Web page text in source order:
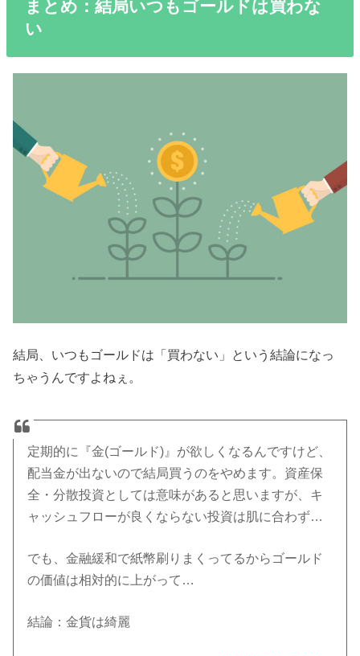
まとめ：結局いつもゴールドは買わな
い
結局、いつもゴールドは「買わない」という結論になっ
ちゃうんですよねぇ。
定期的に『金(ゴールド)』が欲しくなるんですけど、
配当金が出ないので結局買うのをやめます。資産保
全・分散投資としては意味があると思いますが、キ
ャッシュフローが良くならない投資は肌に合わず…
でも、金融緩和で紙幣刷りまくってるからゴールド
の価値は相対的に上がって…
結論：金貨は綺麗